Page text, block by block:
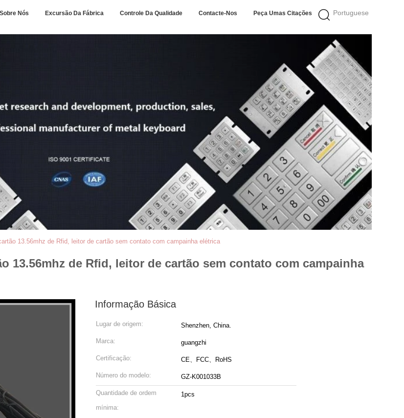
Portuguese
Sobre Nós Excursão Da Fábrica Controle Da Qualidade Contacte-Nos Peça Umas Citações
13.56mhz de Rfid, leitor de cartão sem contato com campainha elétrica
13.56mhz de Rfid, leitor de cartão sem contato com campainha
Informação Básica
Lugar de origem: Shenzhen, China.
Marca: guangzhi
Certificação: CE、FCC、RoHS
Número do modelo: GZ-K001033B
Quantidade de ordem
mínima:
1pcs